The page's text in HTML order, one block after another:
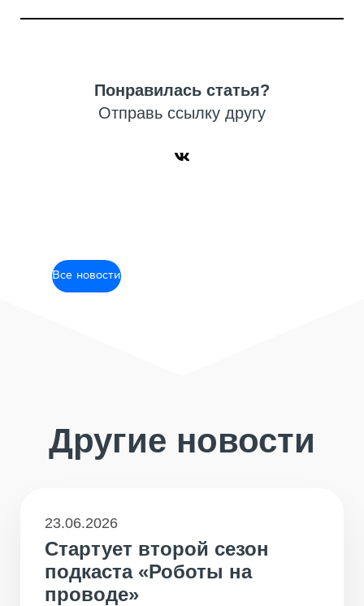
Понравилась статья?
Отправь ссылку другу
Все новости
Другие новости
23.06.2026
Стартует второй сезон
подкаста «Роботы на
проводе»